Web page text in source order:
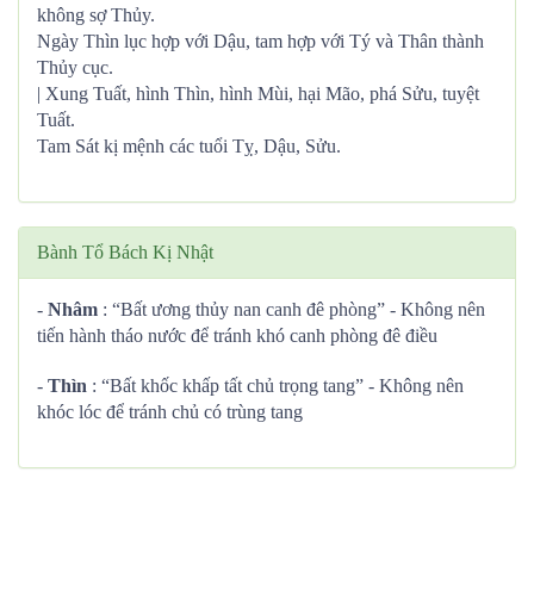
không sợ Thủy.
Ngày Thìn lục hợp với Dậu, tam hợp với Tý và Thân thành
Thủy cục.
| Xung Tuất, hình Thìn, hình Mùi, hại Mão, phá Sửu, tuyệt
Tuất.
Tam Sát kị mệnh các tuổi Tỵ, Dậu, Sửu.
Bành Tổ Bách Kị Nhật
- Nhâm : “Bất ương thủy nan canh đê phòng” - Không nên
tiến hành tháo nước để tránh khó canh phòng đê điều
- Thìn : “Bất khốc khấp tất chủ trọng tang” - Không nên
khóc lóc để tránh chủ có trùng tang